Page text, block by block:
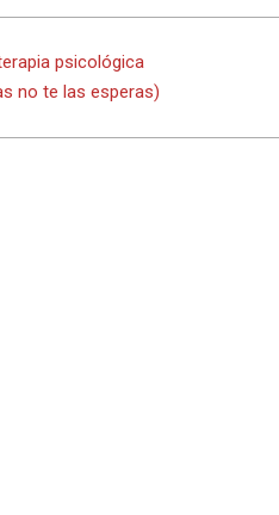
psicológica
no te las esperas)